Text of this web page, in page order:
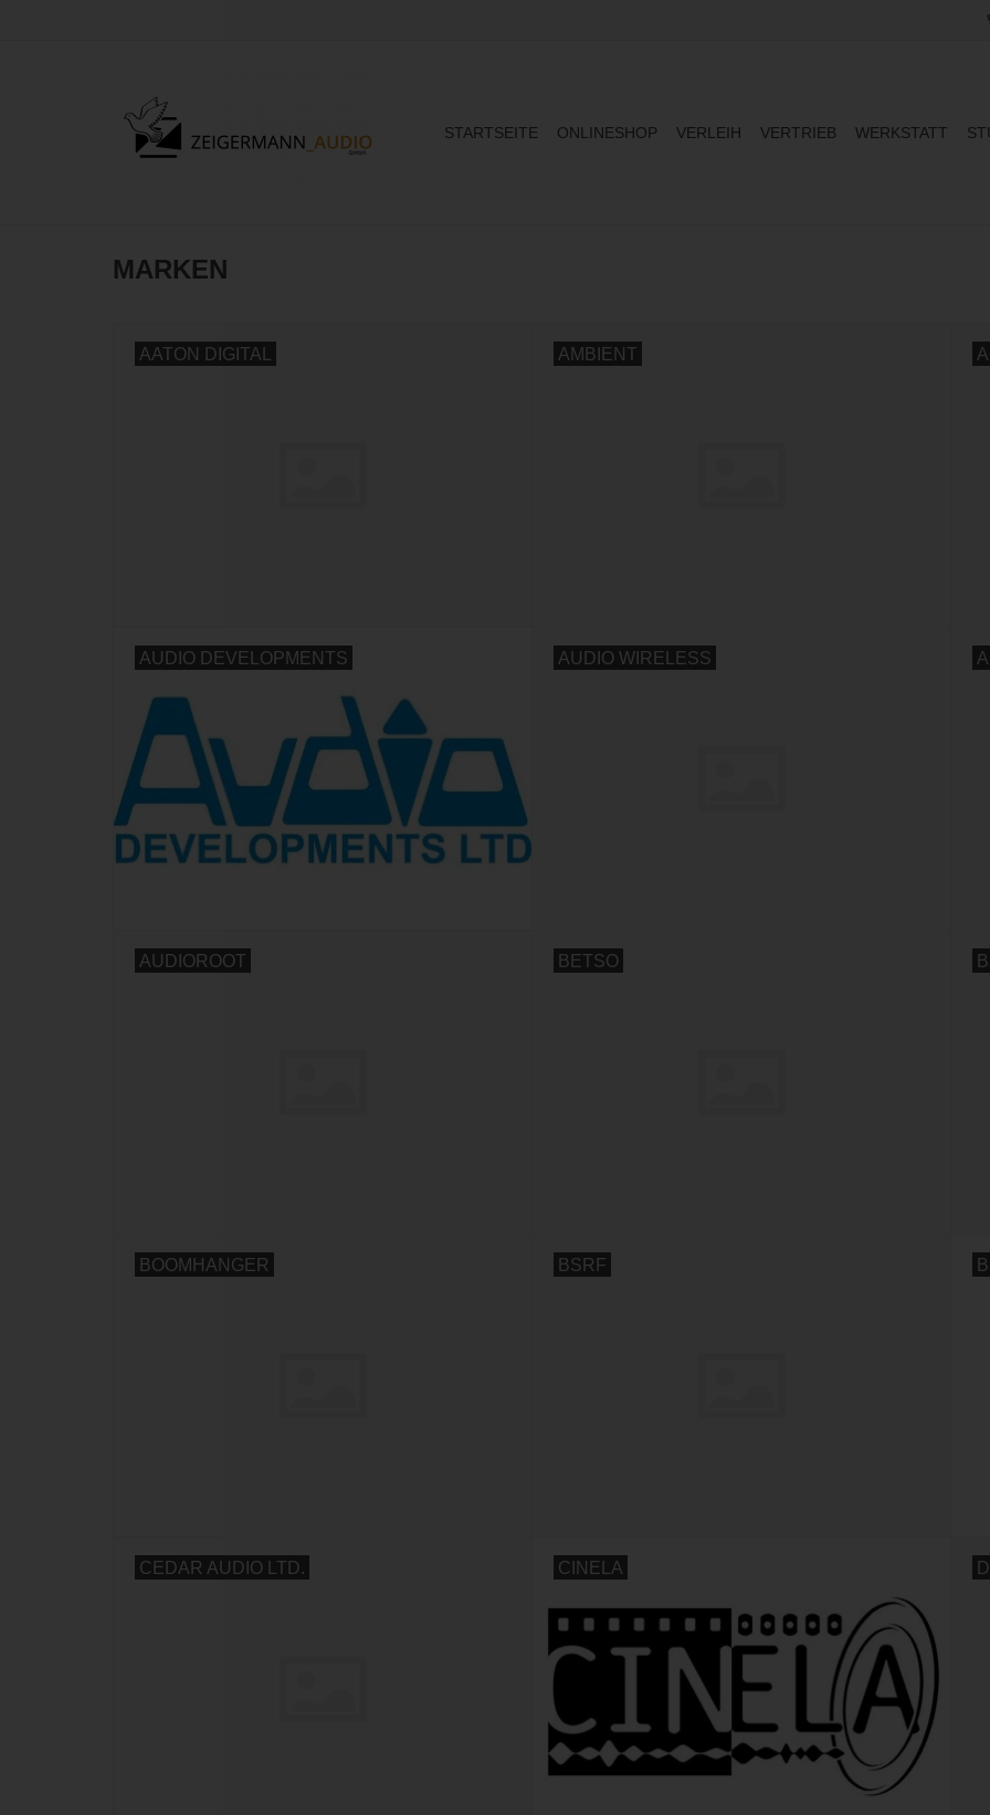
STARTSEITE ONLINESHOP VERLEIH VERTRIEB WERKSTATT
MARKEN
AATON DIGITAL AMBIENT
AUDIO DEVELOPMENTS AUDIO WIRELESS
AUDIOROOT BETSO
BOOMHANGER BSRF
CEDAR AUDIO LTD. CINELA